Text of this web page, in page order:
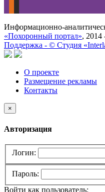
Информационно-
«Похоронный портал», 2014
Поддержка - © Cтудия
О проекте
Размещение рекламы
Контакты
×
Авторизация
Логин:
Пароль:
Войти как пользователь: